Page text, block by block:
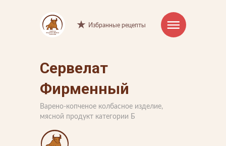
Интернет-магазин
Продукция
Торговые марки
Рецепты
Избранные рецепты
Сервелат
Фирменный
Варено-копченое колбасное изделие,
мясной продукт категории Б